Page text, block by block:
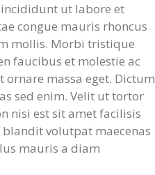
ut labore et
congue mauris rhoncus
mollis. Morbi tristique
faucibus et molestie ac
massa eget. Dictum
sed enim. Velit ut tortor
nisi est sit amet facilisis
volutpat maecenas
mauris a diam